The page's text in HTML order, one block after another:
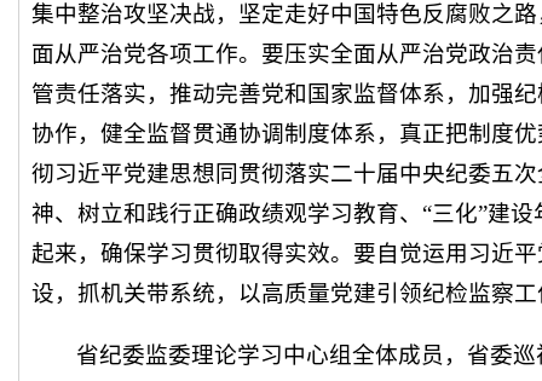
集中整治攻坚决战，坚定走好中国特色反腐败之
面从严治党各项工作。要压实全面从严治党政治
管责任落实，推动完善党和国家监督体系，加强
协作，健全监督贯通协调制度体系，真正把制度
彻习近平党建思想同贯彻落实二十届中央纪委五
神、树立和践行正确政绩观学习教育、“三化”建
起来，确保学习贯彻取得实效。要自觉运用习近
设，抓机关带系统，以高质量党建引领纪检监察
省纪委监委理论学习中心组全体成员，省委